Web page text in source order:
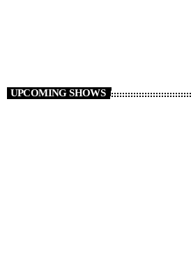
UPCOMING SHOWS